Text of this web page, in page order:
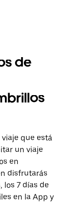
de
que está
un viaje
en
disfrutarás
los 7 días de
en la App y